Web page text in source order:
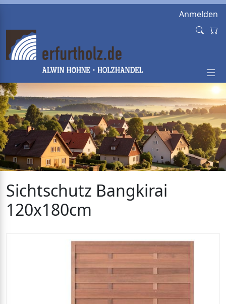
Anmelden
Sichtschutz Bangkirai
120x180cm